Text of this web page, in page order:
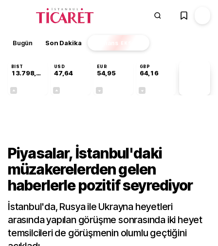
Bugün Son Dakika Finans EKSTRA
BIST
13.798,82
USD
47,64
EUR
54,95
GBP
64,16
Piyasalar, İstanbul'daki
müzakerelerden gelen
haberlerle pozitif seyrediyor
İstanbul'da, Rusya ile Ukrayna heyetleri
arasında yapılan görüşme sonrasında iki heyet
temsilcileri de görüşmenin olumlu geçtiğini